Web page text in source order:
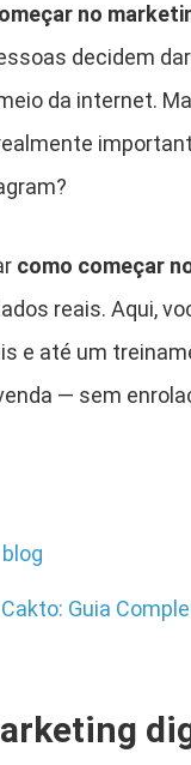
no
decidem
da internet.
como começar
reais. Aqui,
e até um
— sem
Guia